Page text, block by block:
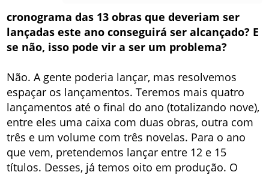
cronograma das 13 obras que deveriam ser
lançadas este ano conseguirá ser alcançado? E
se não, isso pode vir a ser um problema?
Não. A gente poderia lançar, mas resolvemos
espaçar os lançamentos. Teremos mais quatro
lançamentos até o final do ano (totalizando nove),
entre eles uma caixa com duas obras, outra com
três e um volume com três novelas. Para o ano
que vem, pretendemos lançar entre 12 e 15
títulos. Desses, já temos oito em produção. O